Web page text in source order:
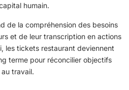
humain.
de la compréhension des besoins
et de leur transcription en actions
les tickets restaurant deviennent
terme pour réconcilier objectifs
travail.